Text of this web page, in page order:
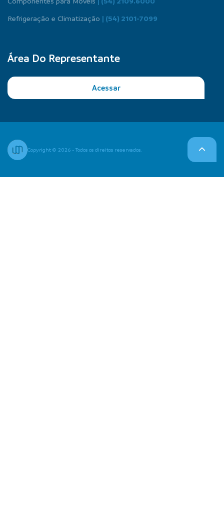
Refrigeração e Climatização | (54) 2101-7099
Área Do Representante
Acessar
Copyright © 2026 - Todos os direitos reservados.